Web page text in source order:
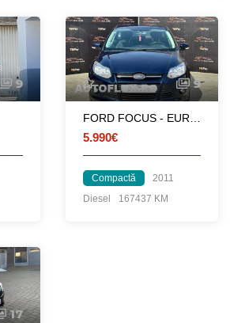
9 9
5.990€
Compactă
2011
Diesel
167437 KM
17